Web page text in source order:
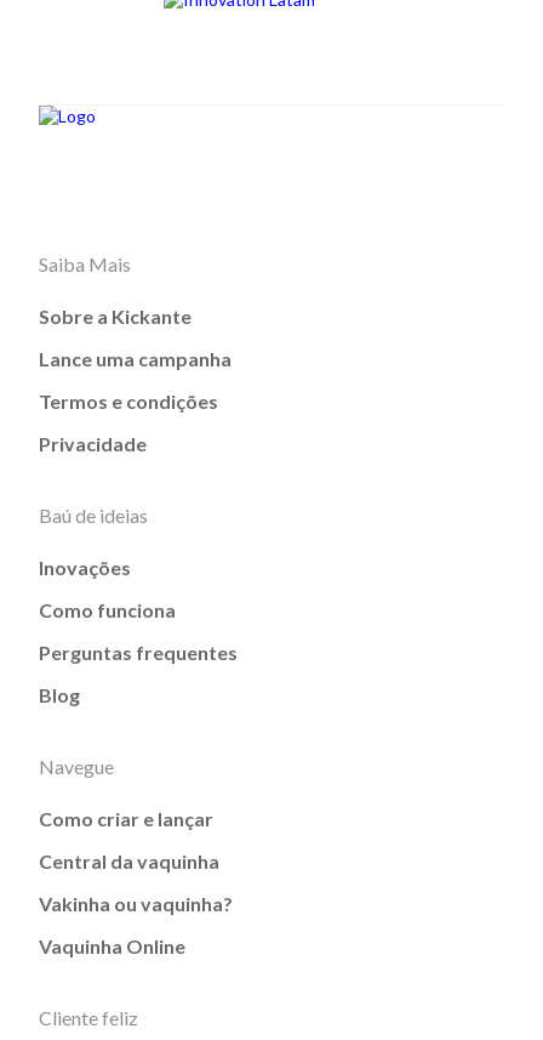
Saiba Mais
Sobre a Kickante
Lance uma campanha
Termos e condições
Privacidade
Baú de ideias
Inovações
Como funciona
Perguntas frequentes
Blog
Navegue
Como criar e lançar
Central da vaquinha
Vakinha ou vaquinha?
Vaquinha Online
Cliente feliz